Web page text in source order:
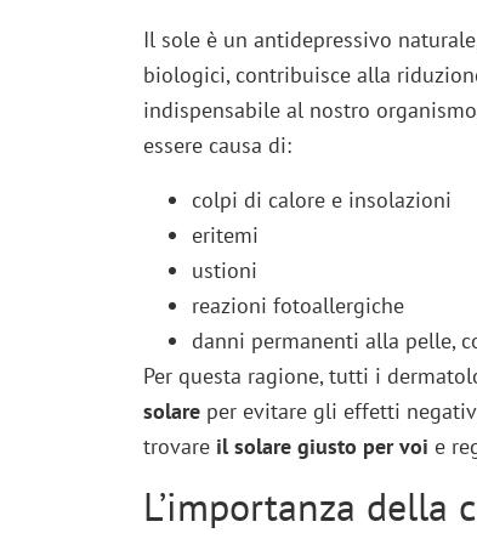
Il sole è un antidepressivo
biologici, contribuisce alla
indispensabile al nostro
essere causa di:
colpi di calore e insolazioni
eritemi
ustioni
reazioni fotoallergiche
danni permanenti alla pelle,
Per questa ragione, tutti i
solareper evitare gli effetti
trovare il solare giusto per voi e
L’importanza della